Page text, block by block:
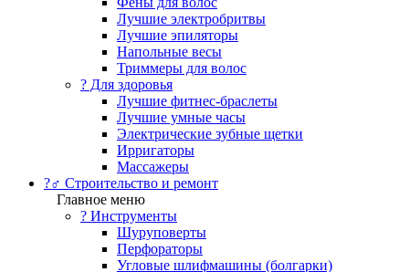
Лучшие электробритвы
Лучшие эпиляторы
Напольные весы
Триммеры для волос
? Для здоровья
Лучшие фитнес-браслеты
Лучшие умные часы
Электрические зубные щетки
Ирригаторы
Массажеры
?‍♂️ Строительство и ремонт
Главное меню
?️ Инструменты
Шуруповерты
Перфораторы
Угловые шлифмашины (болгарки)